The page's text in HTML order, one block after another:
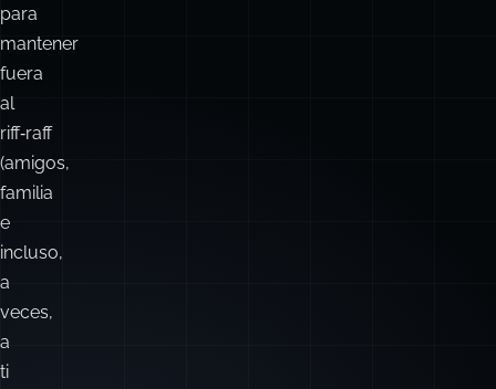
para
mantener
fuera
al
riff‑raff
(amigos,
familia
e
incluso,
a
veces,
a
ti